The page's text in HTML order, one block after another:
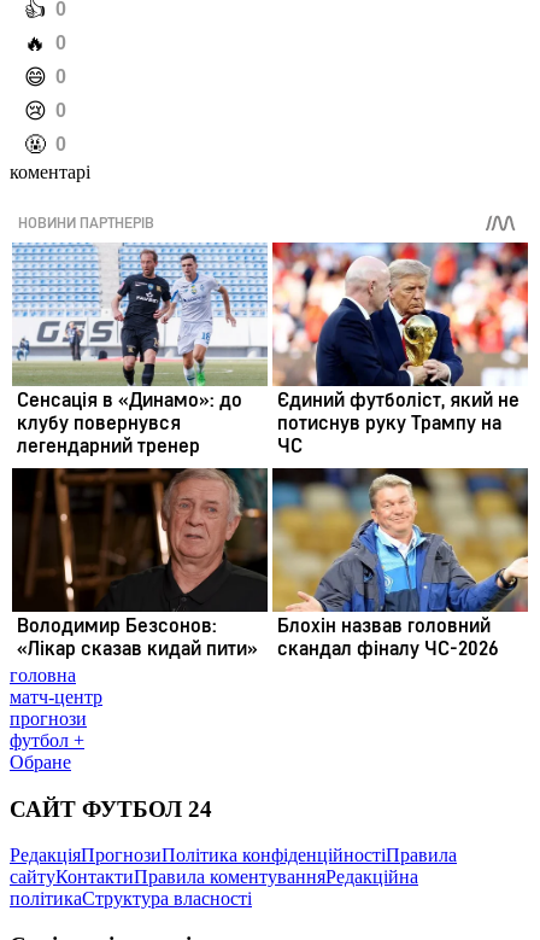
️👍 0
️🔥 0
️😄 0
️😢 0
️🤬 0
коментарі
головна
матч-центр
прогнози
футбол +
Обране
САЙТ ФУТБОЛ 24
РедакціяПрогнозиПолітика конфіденційностіПравила
сайтуКонтактиПравила коментуванняРедакційна
політикаСтруктура власності